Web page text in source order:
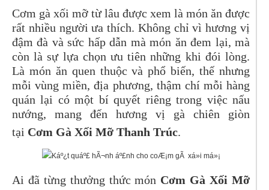
Cơm gà xối mỡ từ lâu được xem là món ăn được
rất nhiều người ưa thích. Không chỉ vì hương vị
đậm đà và sức hấp dẫn mà món ăn đem lại, mà
còn là sự lựa chọn ưu tiên những khi đói lòng.
Là món ăn quen thuộc và phổ biến, thế nhưng
mỗi vùng miền, địa phương, thậm chí mỗi hàng
quán lại có một bí quyết riêng trong việc nấu
nướng, mang đến hương vị gà chiên giòn
tại Cơm Gà Xối Mỡ Thanh Trúc.
Ai đã từng thưởng thức món Cơm Gà Xối Mỡ